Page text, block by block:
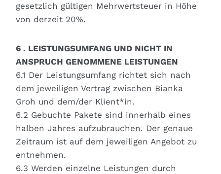
gesetz­lich gül­ti­gen Mehr­wert­steu­er in Höhe
von der­zeit 20%.
6 . LEISTUNGSUMFANG UND NICHT IN
ANSPRUCH GENOMMENE LEISTUNGEN
6.1 Der Leis­tungs­um­fang rich­tet sich nach
dem jewei­li­gen Ver­trag zwi­schen Bian­ka
Groh und dem/der Klient*in.
6.2 Gebuch­te Pake­te sind inner­halb eines
hal­ben Jah­res auf­zu­brau­chen. Der genaue
Zeit­raum ist auf dem jewei­li­gen Ange­bot zu
ent­neh­men.
6.3 Wer­den ein­zel­ne Leis­tun­gen durch